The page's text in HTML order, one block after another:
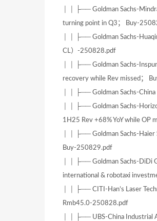
│ │ ├── Goldman Sachs-
turning point in Q3； Buy-
│ │ ├── Goldman Sachs-
CL）-250828.pdf
│ │ ├── Goldman Sachs-
recovery while Rev missed；
│ │ ├── Goldman Sachs-
│ │ ├── Goldman Sachs-
1H25 Rev +68% YoY while OP
│ │ ├── Goldman Sachs-
Buy-250829.pdf
│ │ ├── Goldman Sachs-DiDi
international & robotaxi
│ │ ├── CITI-Han’s Laser
Rmb45.0-250828.pdf
│ │ ├── UBS-China Industrial